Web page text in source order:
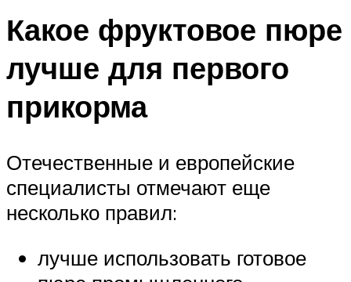
Какое фруктовое пюре
лучше для первого
прикорма
Отечественные и европейские
специалисты отмечают еще
несколько правил:
лучше использовать готовое